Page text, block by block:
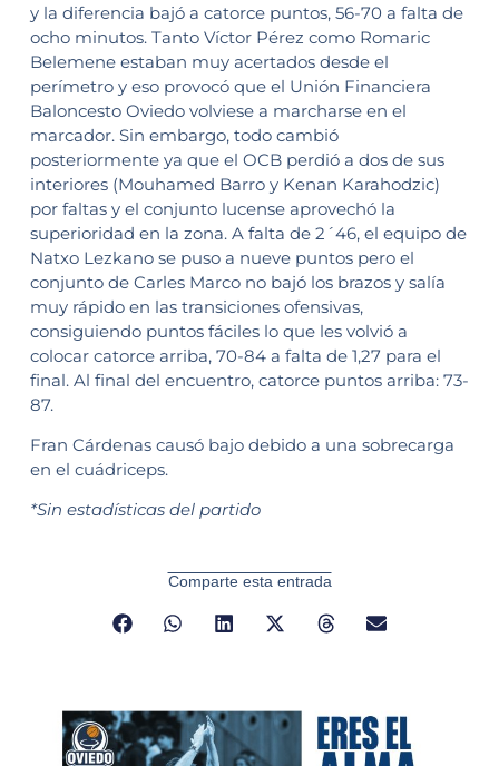
y la diferencia bajó a catorce puntos, 56-70 a falta de
ocho minutos. Tanto Víctor Pérez como Romaric
Belemene estaban muy acertados desde el
perímetro y eso provocó que el Unión Financiera
Baloncesto Oviedo volviese a marcharse en el
marcador. Sin embargo, todo cambió
posteriormente ya que el OCB perdió a dos de sus
interiores (Mouhamed Barro y Kenan Karahodzic)
por faltas y el conjunto lucense aprovechó la
superioridad en la zona. A falta de 2´46, el equipo de
Natxo Lezkano se puso a nueve puntos pero el
conjunto de Carles Marco no bajó los brazos y salía
muy rápido en las transiciones ofensivas,
consiguiendo puntos fáciles lo que les volvió a
colocar catorce arriba, 70-84 a falta de 1,27 para el
final. Al final del encuentro, catorce puntos arriba: 73-
87.
Fran Cárdenas causó bajo debido a una sobrecarga
en el cuádriceps.
*Sin estadísticas del partido
Comparte esta entrada